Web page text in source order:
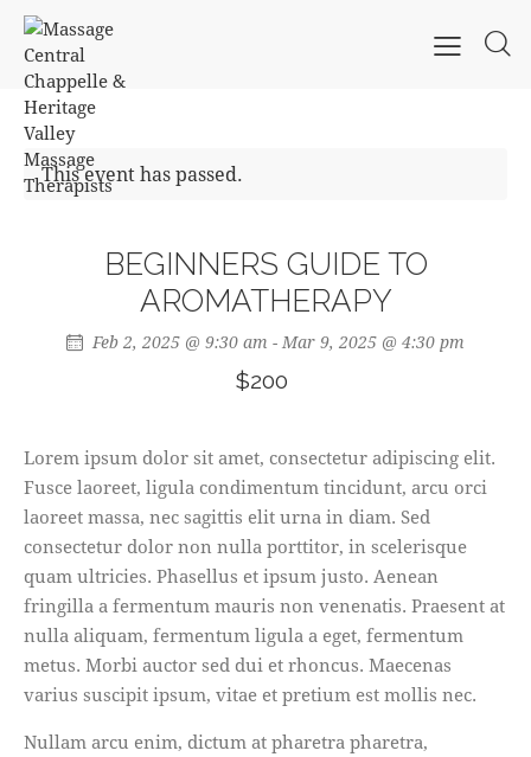
This event has passed.
BEGINNERS GUIDE TO
AROMATHERAPY
Feb 2, 2025 @ 9:30 am - Mar 9, 2025 @ 4:30 pm
$200
Lorem ipsum dolor sit amet, consectetur adipiscing elit.
Fusce laoreet, ligula condimentum tincidunt, arcu orci
laoreet massa, nec sagittis elit urna in diam. Sed
consectetur dolor non nulla porttitor, in scelerisque
quam ultricies. Phasellus et ipsum justo. Aenean
fringilla a fermentum mauris non venenatis. Praesent at
nulla aliquam, fermentum ligula a eget, fermentum
metus. Morbi auctor sed dui et rhoncus. Maecenas
varius suscipit ipsum, vitae et pretium est mollis nec.
Nullam arcu enim, dictum at pharetra pharetra,